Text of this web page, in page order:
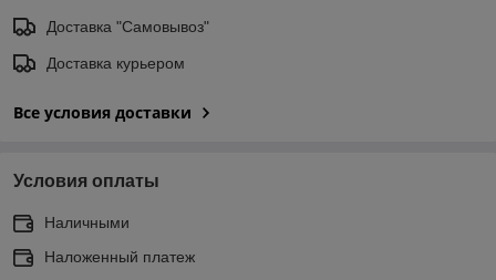
Доставка "Самовывоз"
Доставка курьером
Все условия доставки
Условия оплаты
Наличными
Наложенный платеж